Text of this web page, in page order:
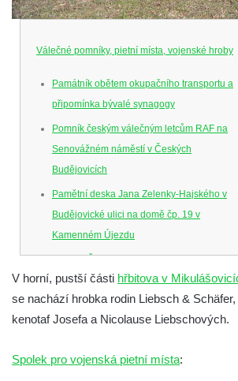
Válečné pomníky, pietní místa, vojenské hroby
Památník obětem okupačního transportu a
připomínka bývalé synagogy
Pomník českým válečným letcům RAF na
Senovážném náměstí v Českých
Budějovicích
Pamětní deska Jana Zelenky-Hajského v
Budějovické ulici na domě čp. 19 v
Kamenném Újezdu
Kenotaf Šimona Valhy na starém hřbitově v
Kamenném Újezdě
Kenotaf Václava B. Hájka na starém
hřbitově v Kamenném Újezdě
Kamenném Újezdě
V horní, pustší části hřbitova v
se nachází hrobka rodin Liebsch &
kenotaf Josefa a Nicolause Liebschových.
Spolek pro vojenská pietní místa: